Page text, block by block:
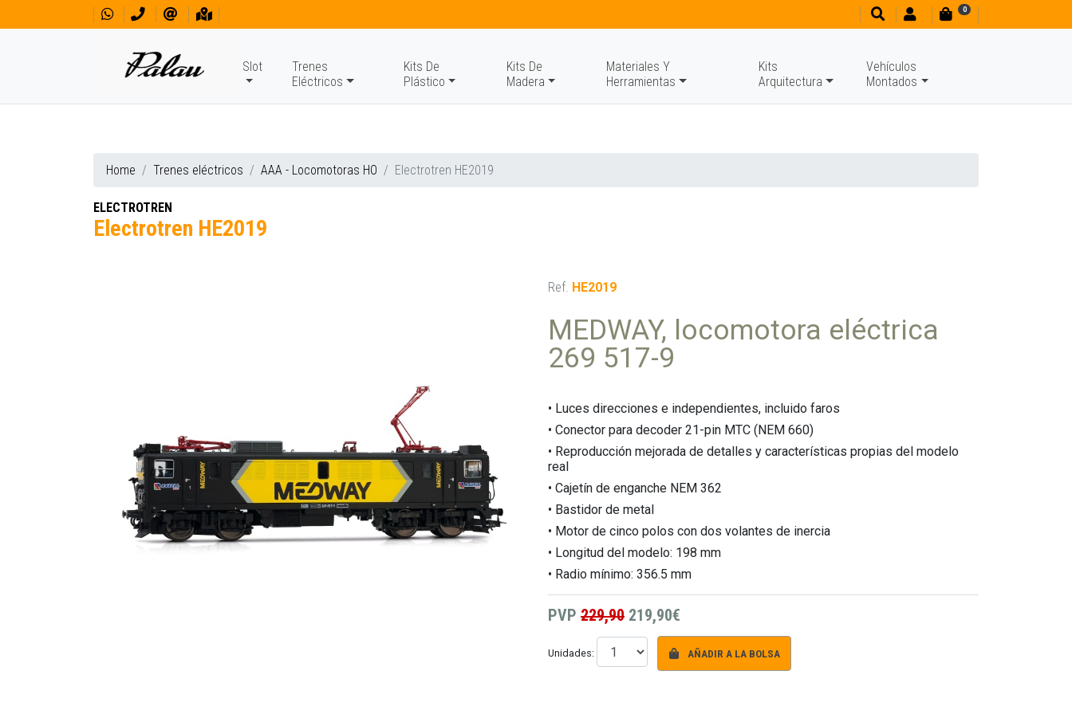
0
Slot
Trenes
Eléctricos
Kits De
Plástico
Kits De
Madera
Materiales Y
Herramientas
Kits
Arquitectura
Vehículos
Montados
Home Trenes eléctricos AAA - Locomotoras HO Electrotren HE2019
ELECTROTREN
Electrotren HE2019
Ref. HE2019
MEDWAY, locomotora eléctrica
269 517-9
• Luces direcciones e independientes, incluido faros
• Conector para decoder 21-pin MTC (NEM 660)
• Reproducción mejorada de detalles y características propias del modelo
real
• Cajetín de enganche NEM 362
• Bastidor de metal
• Motor de cinco polos con dos volantes de inercia
• Longitud del modelo: 198 mm
• Radio mínimo: 356.5 mm
PVP 229,90 219,90€
Unidades: AÑADIR A LA BOLSA